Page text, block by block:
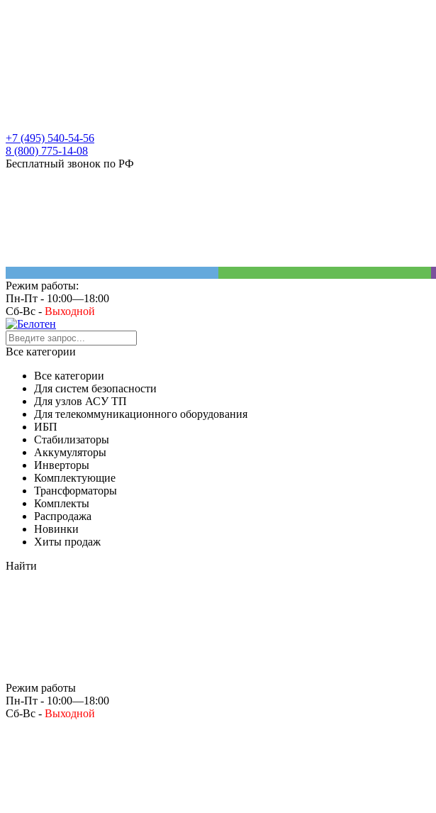
+7 (495) 540-54-56
8 (800) 775-14-08
Бесплатный звонок по РФ
Режим работы:
Пн-Пт - 10:00—18:00
Сб-Вс - Выходной
Все категории
Все категории
Для систем безопасности
Для узлов АСУ ТП
Для телекоммуникационного оборудования
ИБП
Стабилизаторы
Аккумуляторы
Инверторы
Комплектующие
Трансформаторы
Комплекты
Распродажа
Новинки
Хиты продаж
Найти
Режим работы
Пн-Пт - 10:00—18:00
Сб-Вс - Выходной